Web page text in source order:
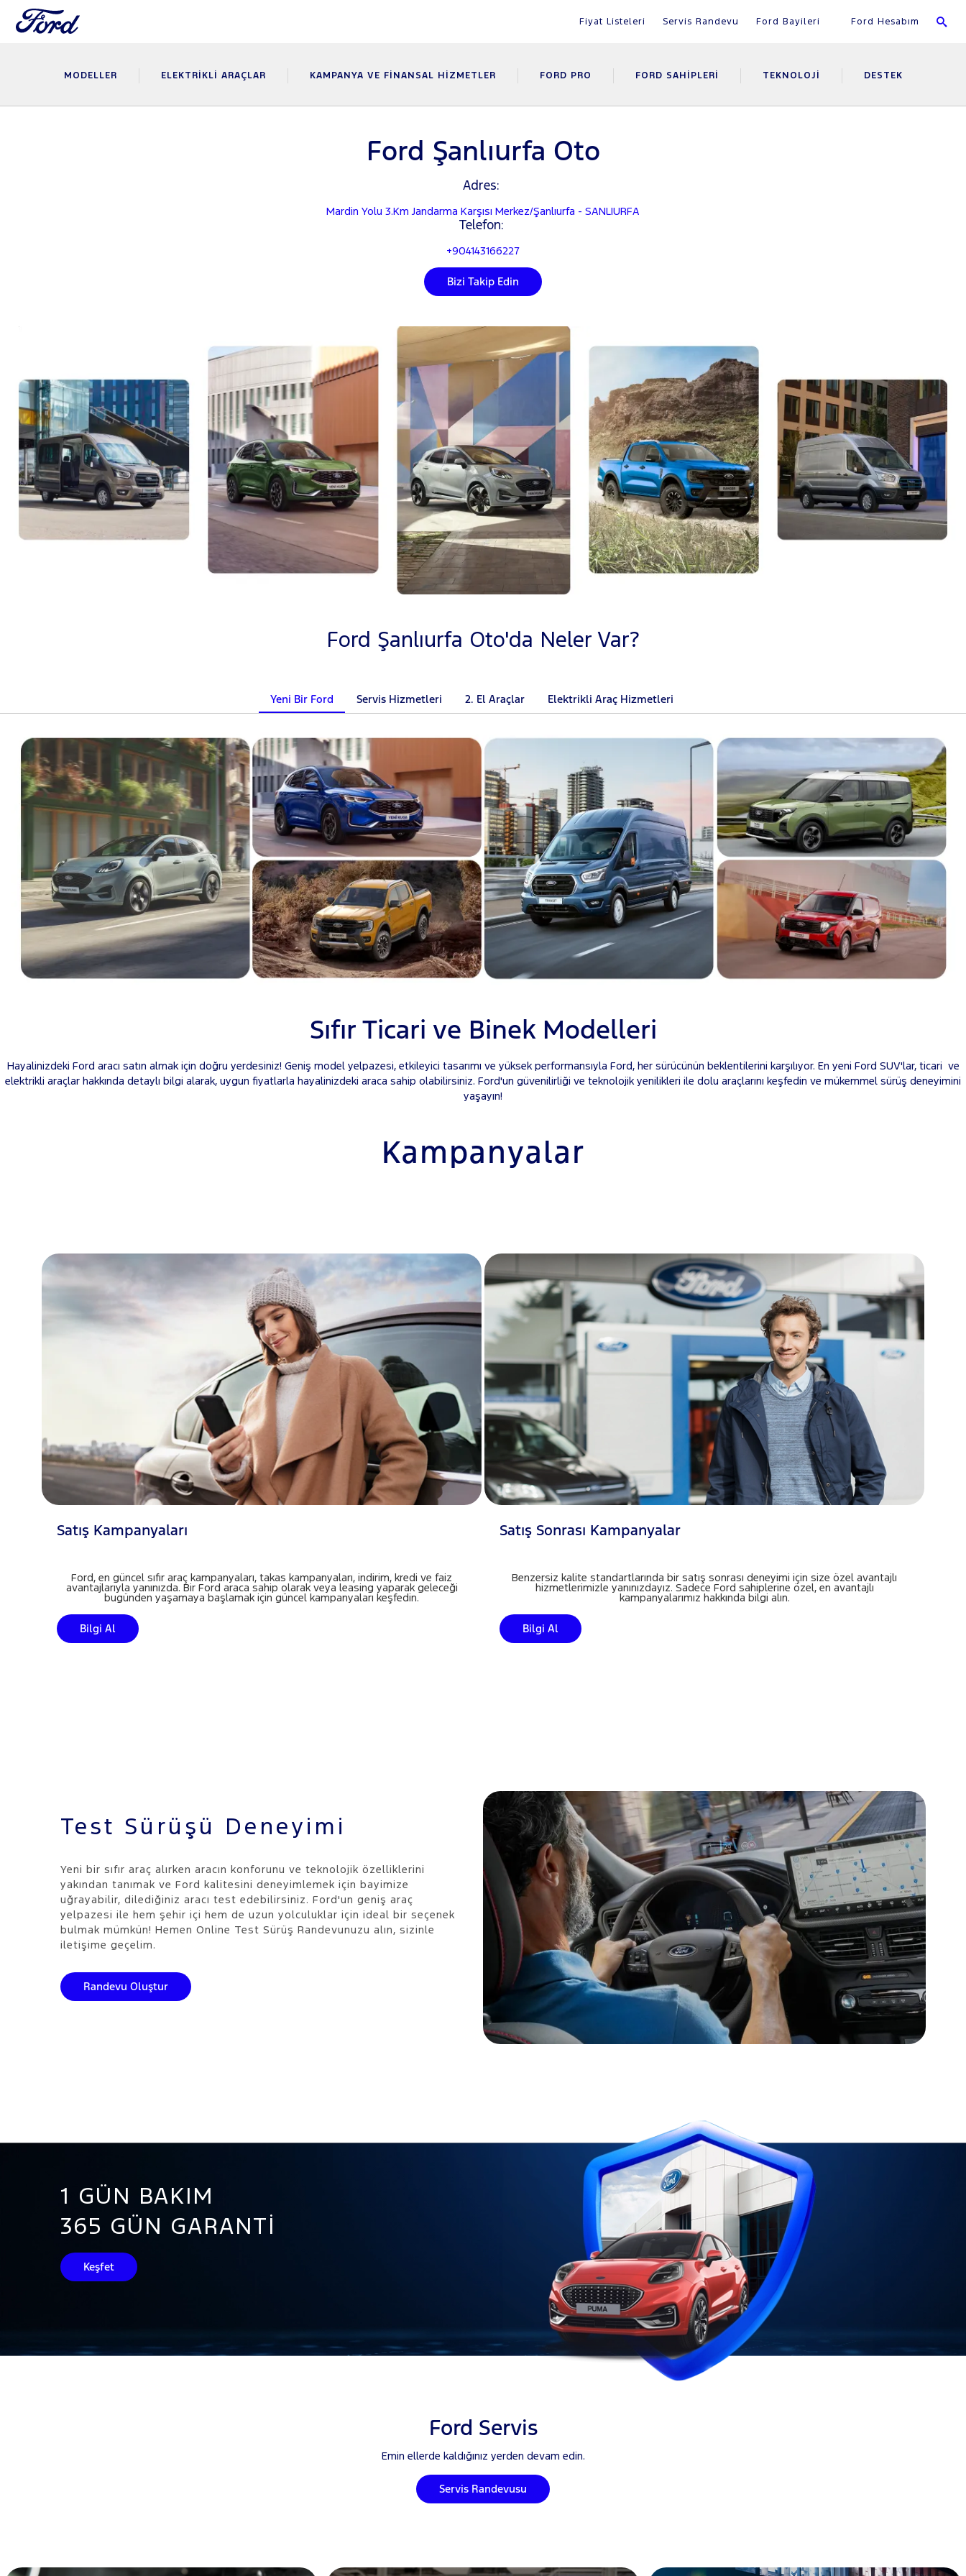
Fiyat Listeleri Servis Randevu Ford Bayileri Ford Hesabım
MODELLER ELEKTRIKLI ARAÇLAR KAMPANYA VE FINANSAL HIZMETLER FORD PRO FORD SAHIPLERI TEKNOLOJI DESTEK
Ford Şanlıurfa Oto
Adres:
Mardin Yolu 3.Km Jandarma Karşısı Merkez/Şanlıurfa - SANLIURFA
Telefon:
+904143166227
Bizi Takip Edin
Ford Şanlıurfa Oto'da Neler Var?
Yeni Bir Ford Servis Hizmetleri 2. El Araçlar Elektrikli Araç Hizmetleri
Sıfır Ticari ve Binek Modelleri
Hayalinizdeki Ford aracı satın almak için doğru yerdesiniz! Geniş model yelpazesi, etkileyici tasarımı ve yüksek performansıyla Ford, her sürücünün beklentilerini karşılıyor. En yeni Ford SUV'lar, ticari ve
elektrikli araçlar hakkında detaylı bilgi alarak, uygun fiyatlarla hayalinizdeki araca sahip olabilirsiniz. Ford'un güvenilirliği ve teknolojik yenilikleri ile dolu araçlarını keşfedin ve mükemmel sürüş deneyimini
yaşayın!
Kampanyalar
Satış Kampanyaları
Ford, en güncel sıfır araç kampanyaları, takas kampanyaları, indirim, kredi ve faiz
avantajlarıyla yanınızda. Bir Ford araca sahip olarak veya leasing yaparak geleceği
bugünden yaşamaya başlamak için güncel kampanyaları keşfedin.
Bilgi Al
Satış Sonrası Kampanyalar
Benzersiz kalite standartlarında bir satış sonrası deneyimi için size özel avantajlı
hizmetlerimizle yanınızdayız. Sadece Ford sahiplerine özel, en avantajlı
kampanyalarımız hakkında bilgi alın.
Bilgi Al
Test Sürüşü Deneyimi
Yeni bir sıfır araç alırken aracın konforunu ve teknolojik özelliklerini
yakından tanımak ve Ford kalitesini deneyimlemek için bayimize
uğrayabilir, dilediğiniz aracı test edebilirsiniz. Ford'un geniş araç
yelpazesi ile hem şehir içi hem de uzun yolculuklar için ideal bir seçenek
bulmak mümkün! Hemen Online Test Sürüş Randevunuzu alın, sizinle
iletişime geçelim.
Randevu Oluştur
1 GÜN BAKIM
365 GÜN GARANTI
Keşfet
Ford Servis
Emin ellerde kaldığınız yerden devam edin.
Servis Randevusu